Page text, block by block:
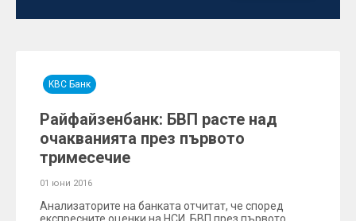
KBC Банк
Райфайзенбанк: БВП расте над
очакванията през първото
тримесечие
01 юни 2016
Анализаторите на банката отчитат, че според